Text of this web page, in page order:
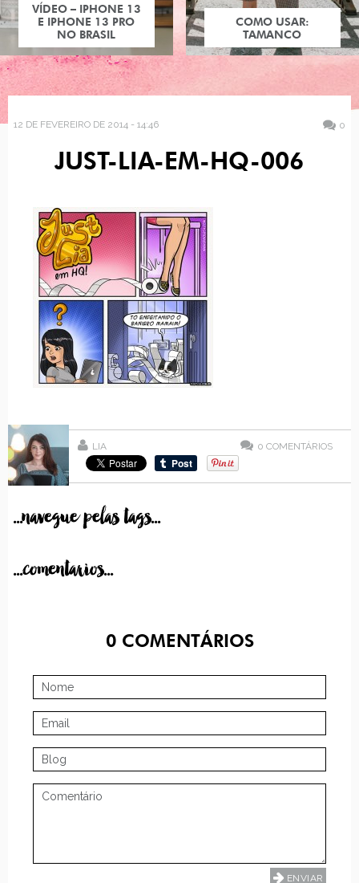
VÍDEO – IPHONE 13
E IPHONE 13 PRO
NO BRASIL
COMO USAR:
TAMANCO
12 DE FEVEREIRO DE 2014 - 14:46 0
JUST-LIA-EM-HQ-006
LIA 0 COMENTÁRIOS
...navegue pelas tags...
...comentarios...
0COMENTÁRIOS